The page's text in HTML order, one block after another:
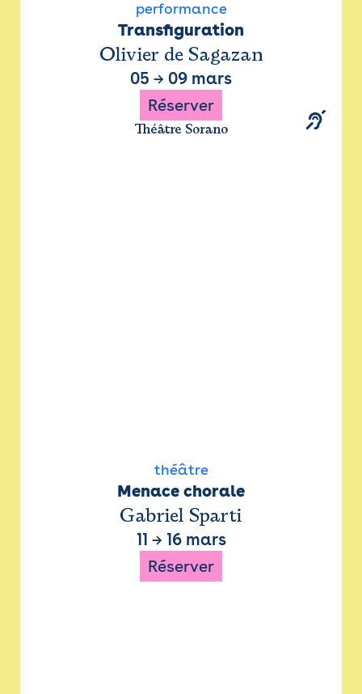
performance
Transfiguration
Olivier de Sagazan
05 → 09 mars
Réserver
Théâtre Sorano
théâtre
Menace chorale
Gabriel Sparti
11 → 16 mars
Réserver